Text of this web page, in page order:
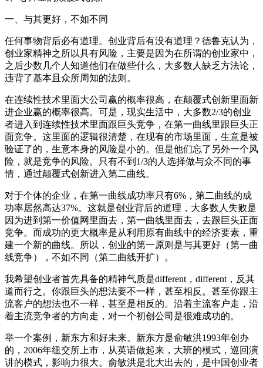
一、与其更好，不如不同
任何事物背后必有道理。创业背后有没有道理？德鲁克认为，
创业家精神之所以具有风险，主要是因为在所谓的创业家中，
之后少数几个人知道他们在做些什么，大多数人缺乏方法论，
违背了基本且众所周知的法则。
在连续性技术里面大公司赢的概率很高，在颠覆式创新里面新
进企业赢的概率很高。可是，现实生活中，大多数2/3的创业
者进入到连续性技术里面跟巨头竞争，在第一曲线里跟巨头正
面竞争。这里面的逻辑很清楚，在现有的市场里面，生意是被
验证了的，生意本身的风险是小的。但是他们忘了另外一个风
险，就是竞争的风险。只有不到1/3的人选择做与众不同的事
情，通过颠覆式创新进入第二曲线。
对于个体的企业，在第一曲线成功率只有6%，第二曲线的成
功率居然高达37%。这就是创业背后的道理，大多数人失败是
因为进到第一价值网里面去，第一曲线里面去，去跟巨头正面
竞争。而成功的更大概率是从利用原有曲线中的经济要素，重
建一个新的曲线。所以，创业的第一原则是与其更好（第一曲
线竞争），不如不同（第二曲线开扩）。
我希望创业者首先具备的精神气质是different，different，反其
道而行之。你跟巨头的想法要不一样，甚至相反。甚至你跟主
流客户的想法也不一样，甚至是相反的。沿着主流客户走，沿
着主流竞争者的方向走，对一个初创公司是很难成功的。
举一个案例，新东方和好未来。新东方是俞敏洪1993年创办
的，2006年纽交所上市，从英语做起来，大班的模式，巡回演
讲的模式，影响力很大。俞敏洪是北大出去的，是中国创业者